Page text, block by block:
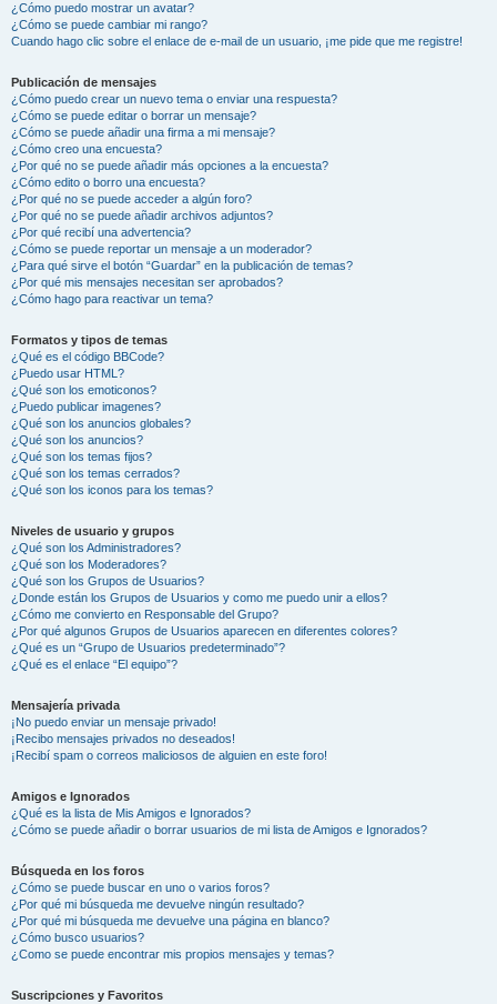
¿Cómo puedo mostrar un avatar?
¿Cómo se puede cambiar mi rango?
Cuando hago clic sobre el enlace de e-mail de un usuario, ¡me pide que me registre!
Publicación de mensajes
¿Cómo puedo crear un nuevo tema o enviar una respuesta?
¿Cómo se puede editar o borrar un mensaje?
¿Cómo se puede añadir una firma a mi mensaje?
¿Cómo creo una encuesta?
¿Por qué no se puede añadir más opciones a la encuesta?
¿Cómo edito o borro una encuesta?
¿Por qué no se puede acceder a algún foro?
¿Por qué no se puede añadir archivos adjuntos?
¿Por qué recibí una advertencia?
¿Cómo se puede reportar un mensaje a un moderador?
¿Para qué sirve el botón “Guardar” en la publicación de temas?
¿Por qué mis mensajes necesitan ser aprobados?
¿Cómo hago para reactivar un tema?
Formatos y tipos de temas
¿Qué es el código BBCode?
¿Puedo usar HTML?
¿Qué son los emoticonos?
¿Puedo publicar imagenes?
¿Qué son los anuncios globales?
¿Qué son los anuncios?
¿Qué son los temas fijos?
¿Qué son los temas cerrados?
¿Qué son los iconos para los temas?
Niveles de usuario y grupos
¿Qué son los Administradores?
¿Qué son los Moderadores?
¿Qué son los Grupos de Usuarios?
¿Donde están los Grupos de Usuarios y como me puedo unir a ellos?
¿Cómo me convierto en Responsable del Grupo?
¿Por qué algunos Grupos de Usuarios aparecen en diferentes colores?
¿Qué es un “Grupo de Usuarios predeterminado”?
¿Qué es el enlace “El equipo”?
Mensajería privada
¡No puedo enviar un mensaje privado!
¡Recibo mensajes privados no deseados!
¡Recibí spam o correos maliciosos de alguien en este foro!
Amigos e Ignorados
¿Qué es la lista de Mis Amigos e Ignorados?
¿Cómo se puede añadir o borrar usuarios de mi lista de Amigos e Ignorados?
Búsqueda en los foros
¿Cómo se puede buscar en uno o varios foros?
¿Por qué mi búsqueda me devuelve ningún resultado?
¿Por qué mi búsqueda me devuelve una página en blanco?
¿Cómo busco usuarios?
¿Como se puede encontrar mis propios mensajes y temas?
Suscripciones y Favoritos